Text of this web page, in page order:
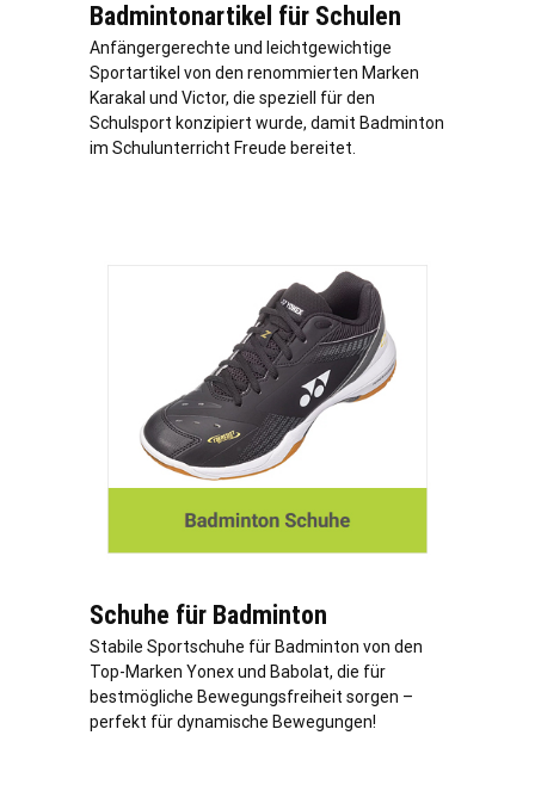
Badmintonartikel für Schulen
Anfängergerechte und leichtgewichtige
Sportartikel von den renommierten Marken
Karakal und Victor, die speziell für den
Schulsport konzipiert wurde, damit Badminton
im Schulunterricht Freude bereitet.
Schuhe für Badminton
Stabile Sportschuhe für Badminton von den
Top-Marken Yonex und Babolat, die für
bestmögliche Bewegungsfreiheit sorgen –
perfekt für dynamische Bewegungen!